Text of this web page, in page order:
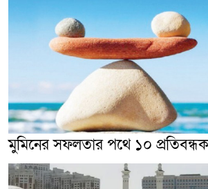
মুমিনের সফলতার পথে ১০